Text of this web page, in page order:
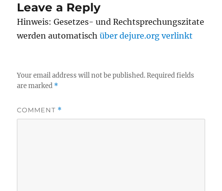
Leave a Reply
Hinweis: Gesetzes- und Rechtsprechungszitate
werden automatischüber dejure.org verlinkt
Your email address will not be published. Required fields
are marked *
COMMENT *